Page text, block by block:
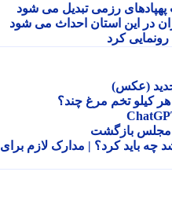
رزمی تبدیل می شود
این استان احداث می شود
(عکس)
تخم مرغ چند؟
بازگشت
باید کرد؟ | مدارک لازم برای